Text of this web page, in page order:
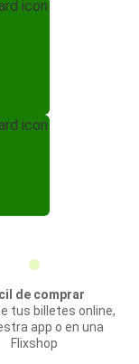
de comprar
tus billetes online,
app o en una
Flixshop